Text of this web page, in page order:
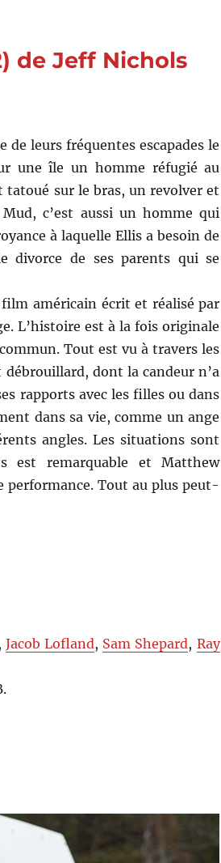
de Jeff Nichols
de leurs fréquentes escapades le
une île un homme réfugié au
tatoué sur le bras, un revolver et
c’est aussi un homme qui
à laquelle Ellis a besoin de
divorce de ses parents qui se
américain écrit et réalisé par
L’histoire est à la fois originale
Tout est vu à travers les
dont la candeur n’a
rapports avec les filles ou dans
dans sa vie, comme un ange
angles. Les situations sont
est remarquable et Matthew
performance. Tout au plus peut-
Jacob Lofland, Sam Shepard, Ray